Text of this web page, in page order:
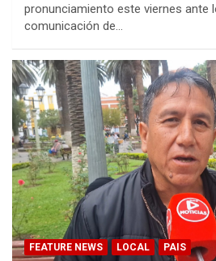
pronunciamiento este viernes ante
comunicación de…
FEATURE NEWS LOCAL PAIS